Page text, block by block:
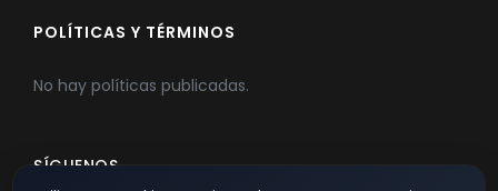
POLÍTICAS Y TÉRMINOS
No hay políticas publicadas.
SÍGUENOS